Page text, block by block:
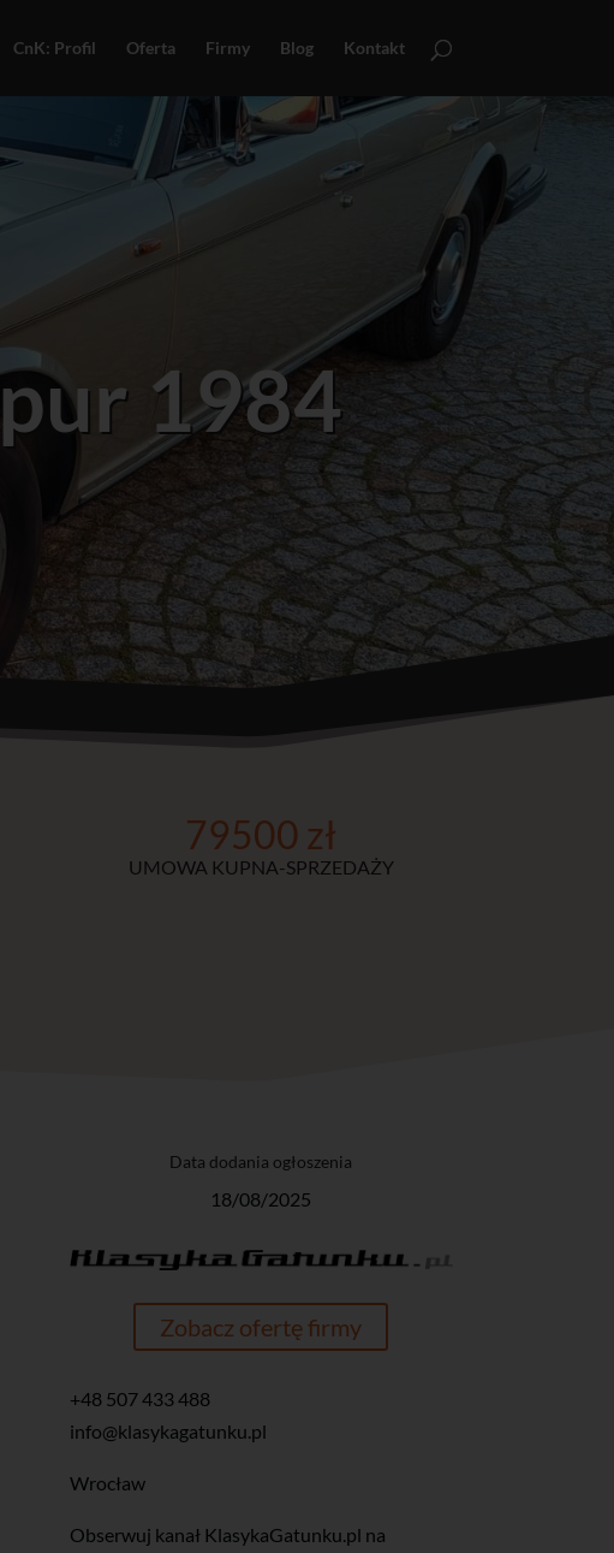
CnK: Profil Oferta Firmy Blog Kontakt
1984
79500 zł
UMOWA KUPNA-SPRZEDAŻY
Data dodania ogłoszenia
18/08/2025
Zobacz ofertę firmy
+48 507 433 488
info@klasykagatunku.pl
Wrocław
‎Obserwuj kanał KlasykaGatunku.pl na